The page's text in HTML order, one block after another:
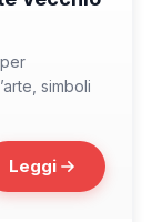
simboli
Leggi